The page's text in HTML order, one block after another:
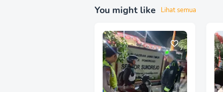
You might like Lihat semua